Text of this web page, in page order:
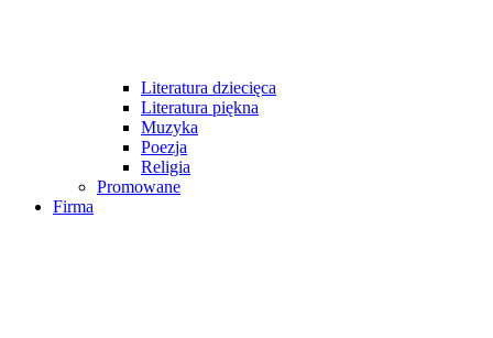
Literatura dziecięca
Literatura piękna
Muzyka
Poezja
Religia
Promowane
Firma